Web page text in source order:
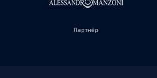
Партнёр